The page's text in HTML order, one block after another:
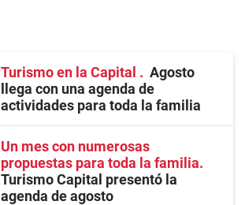
Turismo en la Capital
Agosto
llega con una agenda de
actividades para toda la familia
Un mes con numerosas
propuestas para toda la familia
Turismo Capital presentó la
agenda de agosto